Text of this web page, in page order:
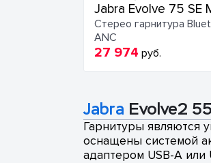
Jabra Evolve 75 SE
Стерео гарнитура
ANC
27 974 руб.
Jabra Evolve2 55
Гарнитуры являются
оснащены системой
адаптером USB-A или